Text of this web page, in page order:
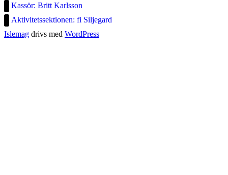
Kassör: Britt Karlsson
Aktivitetssektionen: fi Siljegard
Islemag drivs med WordPress